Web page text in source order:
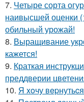
7. Четыре сорта
наивысшей оценки
обильный урожай!
8. Выращивание
кажется!
9. Краткая
преддверии
10. Я xoчу